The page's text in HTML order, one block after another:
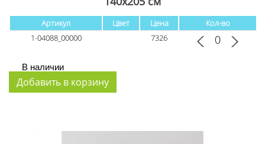
Артикул Цвет Цена
Кол-во
1-04088_00000
7326
В наличии